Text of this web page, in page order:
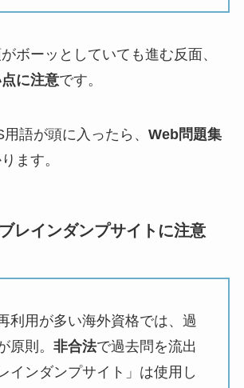
ボーッとしていても進む反面、
に注意です。
語が頭に入ったら、 Web問題集
ます。
レインダンプサイトに注意
利用が多い海外資格では、過
原則。 非合法で過去問を流出
インダンプサイト」は使用し